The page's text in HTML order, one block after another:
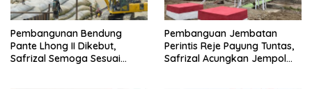
Pembangunan Bendung
Pante Lhong II Dikebut,
Safrizal Semoga Sesuai
Pembanguan Jembatan
Perintis Reje Payung Tuntas,
Safrizal Acungkan Jempol